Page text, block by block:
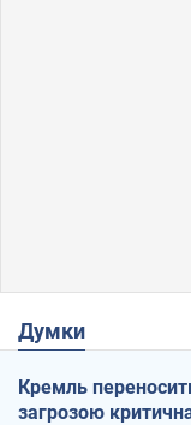
Думки
Кремль
загрозою